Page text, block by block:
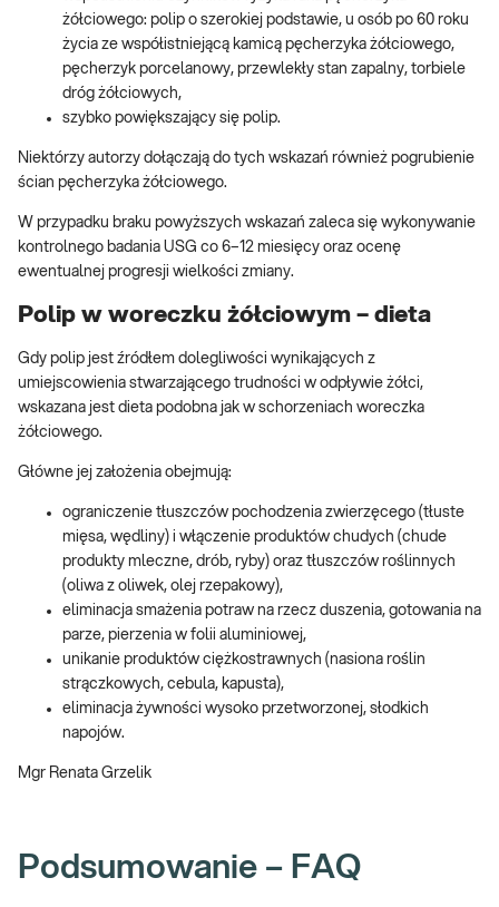
żółciowego: polip o szerokiej podstawie, u osób po 60 roku
życia ze współistniejącą kamicą pęcherzyka żółciowego,
pęcherzyk porcelanowy, przewlekły stan zapalny, torbiele
dróg żółciowych,
szybko powiększający się polip.
Niektórzy autorzy dołączają do tych wskazań również pogrubienie
ścian pęcherzyka żółciowego.
W przypadku braku powyższych wskazań zaleca się wykonywanie
kontrolnego badania USG co 6–12 miesięcy oraz ocenę
ewentualnej progresji wielkości zmiany.
Polip w woreczku żółciowym – dieta
Gdy polip jest źródłem dolegliwości wynikających z
umiejscowienia stwarzającego trudności w odpływie żółci,
wskazana jest dieta podobna jak w schorzeniach woreczka
żółciowego.
Główne jej założenia obejmują:
ograniczenie tłuszczów pochodzenia zwierzęcego (tłuste
mięsa, wędliny) i włączenie produktów chudych (chude
produkty mleczne, drób, ryby) oraz tłuszczów roślinnych
(oliwa z oliwek, olej rzepakowy),
eliminacja smażenia potraw na rzecz duszenia, gotowania na
parze, pierzenia w folii aluminiowej,
unikanie produktów ciężkostrawnych (nasiona roślin
strączkowych, cebula, kapusta),
eliminacja żywności wysoko przetworzonej, słodkich
napojów.
Mgr Renata Grzelik
Podsumowanie – FAQ